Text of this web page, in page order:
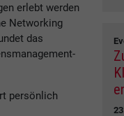
erlebt werden
Networking
das
persönlich